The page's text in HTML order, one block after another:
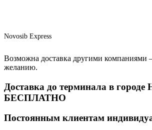
Novosib Express
Возможна доставка другими
желанию.
Доставка до терминала в городе
БЕСПЛАТНО
Постоянным клиентам